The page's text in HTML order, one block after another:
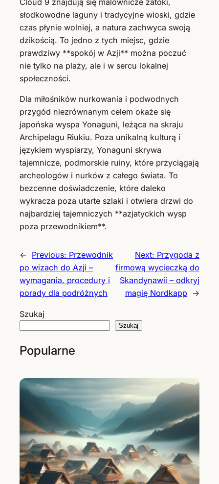
słodkowodne laguny i tradycyjne wioski, gdzie
czas płynie wolniej, a natura zachwyca swoją
dzikością. To jedno z tych miejsc, gdzie
prawdziwy **spokój w Azji** można poczuć
nie tylko na plaży, ale i w sercu lokalnej
społeczności.
Dla miłośników nurkowania i podwodnych
przygód niezrównanym celem okaże się
japońska wyspa Yonaguni, leżąca na skraju
Archipelagu Riukiu. Poza unikalną kulturą i
językiem wyspiarzy, Yonaguni skrywa
tajemnicze, podmorskie ruiny, które przyciągają
archeologów i nurków z całego świata. To
bezcenne doświadczenie, które daleko
wykracza poza utarte szlaki i otwiera drzwi do
najbardziej tajemniczych **azjatyckich wysp
poza przewodnikiem**.
← Previous: Przewodnik
po wizach do Azji –
wymagania, procedury i
porady dla podróżnych
Next: Przygoda z
firmową wycieczką do
Skandynawii – odkryj
magię Nordkapp
→
Szukaj
Szukaj
Popularne